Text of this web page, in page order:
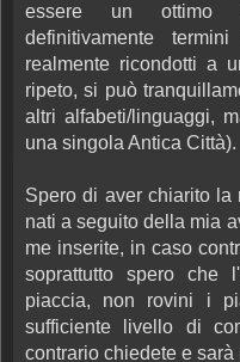
essere un ottimo
definitivamente
realmente ricondotti a
ripeto, si può
altri alfabeti/linguaggi,
una singola Antica Città).
Spero di aver chiarito la
nati a seguito della mia
me inserite, in caso
soprattutto spero che
piaccia, non rovini i
sufficiente livello di
contrario chiedete e sarà